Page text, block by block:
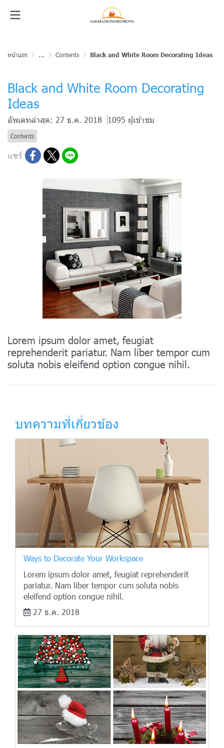
หน้าแรก ... Contents Black and White Room Decorating Ideas
Black and White Room Decorating
Ideas
อัพเดทล่าสุด: 27 ธ.ค. 2018 1095 ผู้เข้าชม
Contents
แชร์
Lorem ipsum dolor amet, feugiat
reprehenderit pariatur. Nam liber tempor cum
soluta nobis eleifend option congue nihil.
บทความที่เกี่ยวข้อง
Ways to Decorate Your Workspace
Lorem ipsum dolor amet, feugiat reprehenderit
pariatur. Nam liber tempor cum soluta nobis
eleifend option congue nihil.
27 ธ.ค. 2018